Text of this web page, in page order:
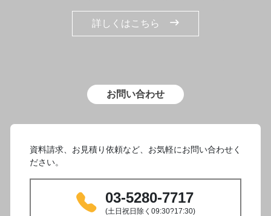
詳しくはこちら
お問い合わせ
資料請求、お見積り依頼など、お気軽にお問い合わせく
ださい。
03-5280-7717
(土日祝日除く09:30?17:30)